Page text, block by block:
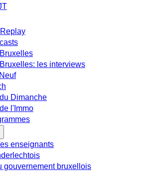
les interviews
Dimanche
l'Immo
enseignants
gouvernement bruxellois